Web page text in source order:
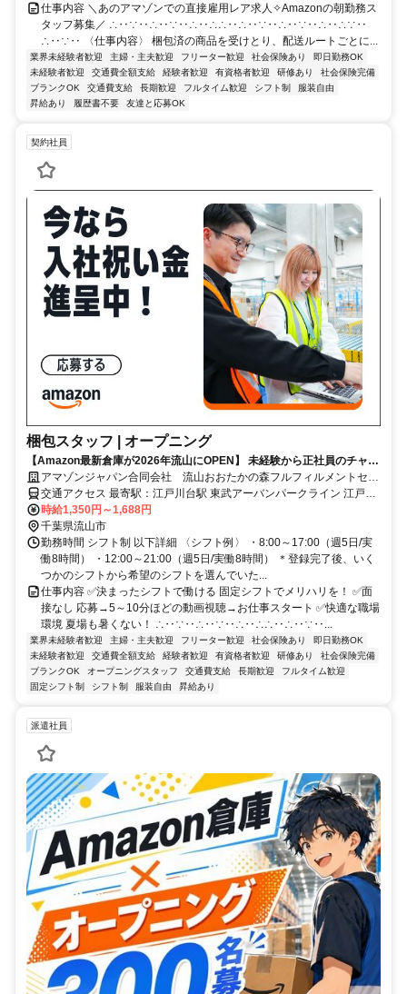
仕事内容 ＼あのアマゾンでの直接雇用レア求人✧Amazonの朝勤務ス
タッフ募集／ ∴‥∵‥∴‥∵‥∴‥∴∴‥∴‥∵‥∴‥∵‥∴‥∴∵‥
∴‥∵‥ 〈仕事内容〉 梱包済の商品を受けとり、配送ルートごとに...
業界未経験者歓迎 主婦・主夫歓迎 フリーター歓迎 社会保険あり
即日勤務OK
未経験者歓迎
交通費全額支給 経験者歓迎 有資格者歓迎 研修あり
社会保険完備
ブランクOK
交通費支給 長期歓迎 フルタイム歓迎 シフト制
服装自由
昇給あり
履歴書不要 友達と応募OK
契約社員
梱包スタッフ | オープニング
【Amazon最新倉庫が2026年流山にOPEN】 未経験から正社員のチャン
ス！ ◎入社祝い金最大17万円◎髪色自由・福利厚生充実・安定雇用可！
アマゾンジャパン合同会社 流山おおたかの森フルフィルメントセン
ター
交通アクセス 最寄駅：江戸川台駅 東武アーバンパークライン 江戸川
台駅 から約2km 初石駅 から約3km つくばエクスプレス 流山おおたか
の森駅 から5km ★無料シャトルバスあり（流山おおたかの森・柏・
南流山駅） ★朝～夜まで各駅から合計32便運行中、シフトに合わせ
て通勤可能です！ 流山おおたかの森駅発 約25分 柏駅発 約45分 南流
山駅発 約30分
時給1,350円～1,688円
千葉県流山市
勤務時間 シフト制 以下詳細 〈シフト例〉 ・8:00～17:00（週5日/実
働8時間） ・12:00～21:00（週5日/実働8時間） ＊登録完了後、いく
つかのシフトから希望のシフトを選んでいた...
仕事内容 ✅決まったシフトで働ける 固定シフトでメリハリを！ ✅面
接なし 応募→5～10分ほどの動画視聴→お仕事スタート ✅快適な職場
環境 夏場も暑くない！ ∴‥∵‥∴‥∵‥∴‥∴∴‥∴‥∵‥...
業界未経験者歓迎 主婦・主夫歓迎 フリーター歓迎 社会保険あり
即日勤務OK
未経験者歓迎
交通費全額支給 経験者歓迎 有資格者歓迎 研修あり
社会保険完備
ブランクOK
オープニングスタッフ 交通費支給 長期歓迎
フルタイム歓迎
固定シフト制
シフト制 服装自由 昇給あり
派遣社員